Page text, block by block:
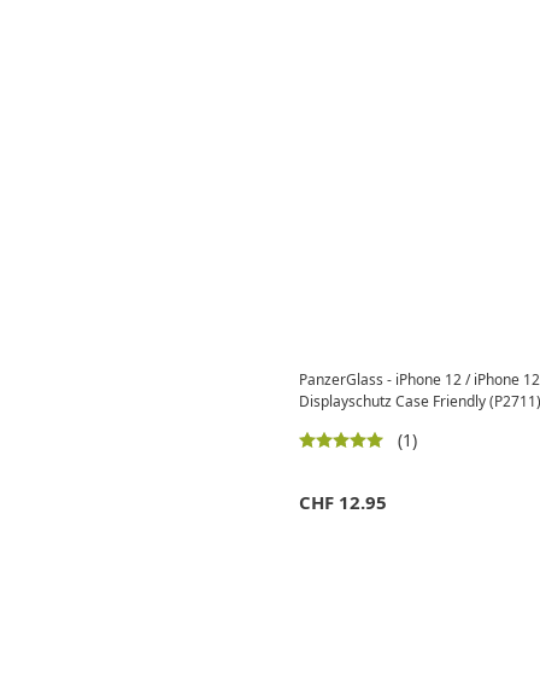
PanzerGlass - iPhone 12 / iPhone
Displayschutz Case Friendly (P2711)
(1)
CHF 12.95